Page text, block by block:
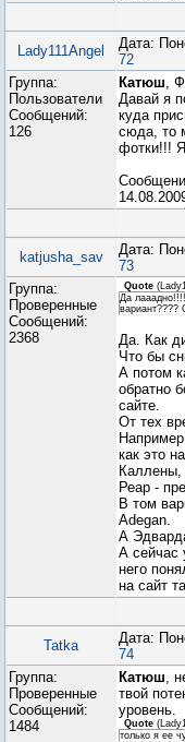
Lady111Angel
Дата:
72
Группа:
Пользователи
Сообщений:
126
Катюш,
Давай я
куда
сюда, то
фотки!!!
katjusha_sav
Дата:
73
Группа:
Проверенные
Сообщений:
2368
Quote (
Да
вариант????
Да. Как
Что бы
А потом
обратно
сайте.
От тех
как это
Каллены,
Реар -
В том
Adegan.
А
А сейчас
него
на сайт
Tatka
Дата:
74
Группа:
Проверенные
Сообщений:
1484
Катюш,
твой
уровень.
Quote (
только я ее